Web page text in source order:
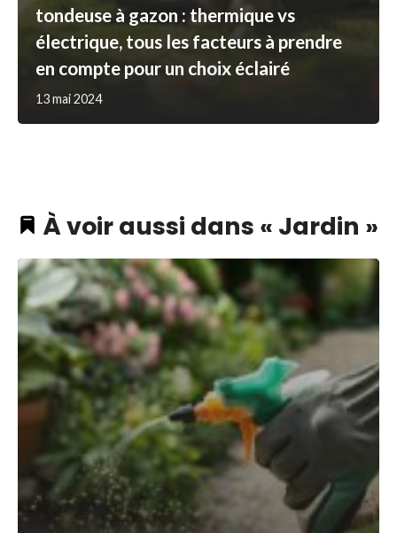
tondeuse à gazon : thermique vs
électrique, tous les facteurs à prendre
en compte pour un choix éclairé
13 mai 2024
À voir aussi dans « Jardin »